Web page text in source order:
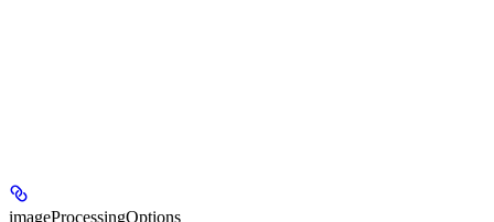
imageProcessingOptions